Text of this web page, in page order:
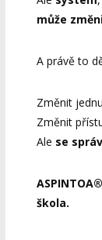
může
A právě to
Změnit
Změnit
Ale se
škola.